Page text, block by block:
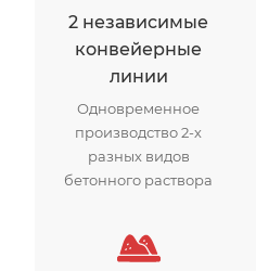
2 независимые
конвейерные
линии
Одновременное
производство 2-х
разных видов
бетонного раствора